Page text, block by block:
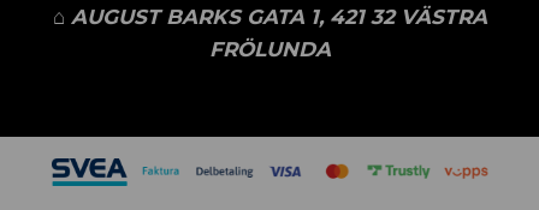
⌂ AUGUST BARKS GATA 1, 421 32 VÄSTRA
FRÖLUNDA